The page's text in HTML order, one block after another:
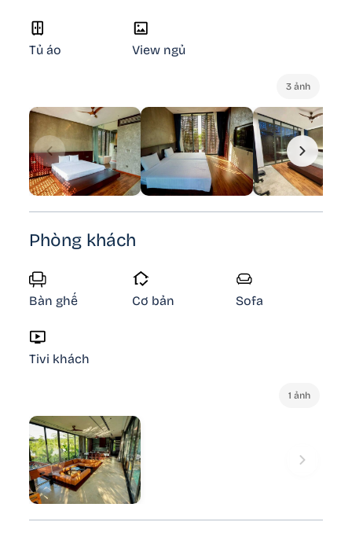
Tủ áo View ngủ
3 ảnh
Phòng khách
Bàn ghế Cơ bản Sofa
Tivi khách
1 ảnh